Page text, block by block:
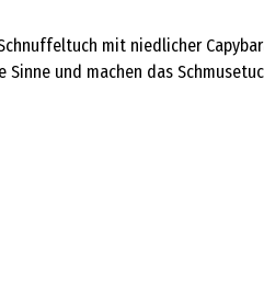
mit niedlicher
und machen das